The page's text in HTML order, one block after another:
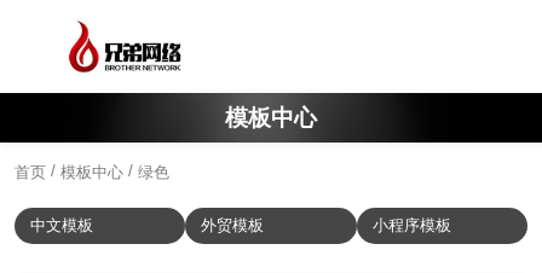
模板中心
首页 / 模板中心 / 绿色
中文模板 外贸模板 小程序模板